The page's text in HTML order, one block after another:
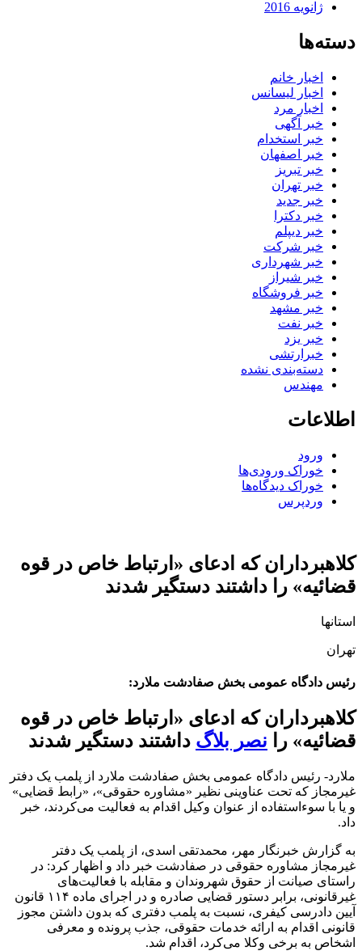
ژانویه 2016
دسته‌ها
اخبار خانم
اخبار لیسانس
اخبار مرد
خبر آگهی
خبر استخدام
خبر اصفهان
خبر تبریز
خبر تهران
خبر جدید
خبر دکترا
خبر دیپلم
خبر شرکت
خبر شهرداری
خبر شیراز
خبر فروشگاه
خبر مشهد
خبر نفت
خبر یزد
خبرارتشی
دسته‌بندی نشده
مهندس
اطلاعات
ورود
خوراک ورودی‌ها
خوراک دیدگاه‌ها
وردپرس
کلاهبرداران که ادعای «ارتباط خاص در قوه
قضائیه» را داشتند دستگیر شدند
استانها
تهران
رئیس دادگاه عمومی بخش صفادشت ملارد:
کلاهبرداران که ادعای «ارتباط خاص در قوه
قضائیه» را نصر بلاگ داشتند دستگیر شدند
ملارد- رئیس دادگاه عمومی بخش صفادشت ملارد از پلمب یک دفتر
غیرمجاز که تحت عناوینی نظیر «مشاوره حقوقی»، «رابط قضایی»
و یا با سوءاستفاده از عنوان وکیل اقدام به فعالیت می‌کردند، خبر
داد.
به گزارش خبرنگار مهر، محمدتقی اسدی، از پلمب یک دفتر
غیرمجاز مشاوره حقوقی در صفادشت خبر داد و اظهار کرد: در
راستای صیانت از حقوق شهروندان و مقابله با فعالیت‌های
غیرقانونی، برابر دستور قضایی صادره و در اجرای ماده ۱۱۴ قانون
آیین دادرسی کیفری، نسبت به پلمب دفتری که بدون داشتن مجوز
قانونی اقدام به ارائه خدمات حقوقی، جذب پرونده و معرفی
اشخاص به برخی وکلا می‌کرد، اقدام شد.